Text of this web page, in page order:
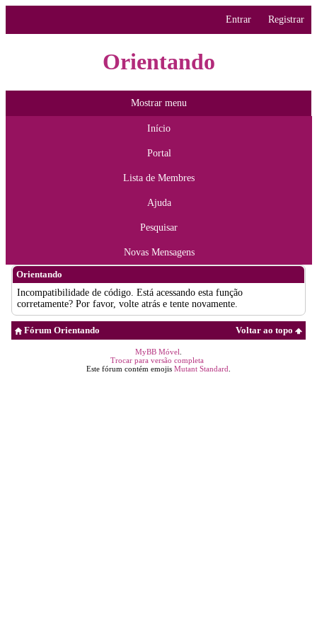
Entrar Registrar
Orientando
Mostrar menu
Início
Portal
Lista de Membres
Ajuda
Pesquisar
Novas Mensagens
Orientando
Incompatibilidade de código. Está acessando esta função
corretamente? Por favor, volte atrás e tente novamente.
Voltar ao topo
Fórum Orientando
MyBB Móvel
Trocar para versão completa
Este fórum contém emojis Mutant Standard